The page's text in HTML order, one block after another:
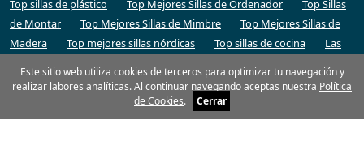
Top sillas de plástico Top Mejores Sillas de Ordenador
Top Sillas
de Montar
Top Mejores Sillas de Mimbre
Top Mejores Sillas de
Madera
Top mejores sillas nórdicas Top sillas de cocina
Las
Mejores Sillas de Playa
Top de las mejores sillas de juguete
Top
Top Mejores Sillas de Comedor 2026
Este sitio web utiliza cookies de terceros para optimizar tu navegación y
realizar labores analíticas. Al continuar navegando aceptas nuestra Política
de Cookies. Cerrar